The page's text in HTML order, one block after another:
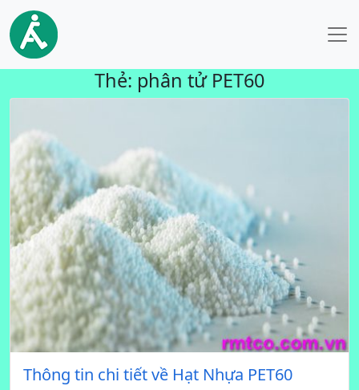
Thẻ: phân tử PET60
Thông tin chi tiết về Hạt Nhựa PET60